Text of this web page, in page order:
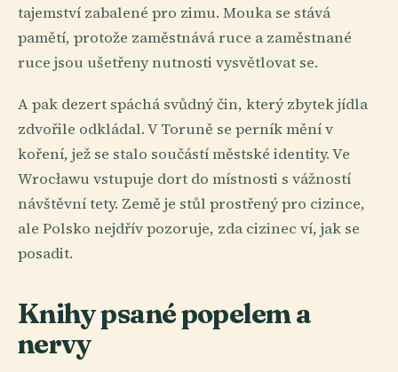
tajemství zabalené pro zimu. Mouka se stává
pamětí, protože zaměstnává ruce a zaměstnané
ruce jsou ušetřeny nutnosti vysvětlovat se.
A pak dezert spáchá svůdný čin, který zbytek jídla
zdvořile odkládal. V Toruně se perník mění v
koření, jež se stalo součástí městské identity. Ve
Wrocławu vstupuje dort do místnosti s vážností
návštěvní tety. Země je stůl prostřený pro cizince,
ale Polsko nejdřív pozoruje, zda cizinec ví, jak se
posadit.
Knihy psané popelem a
nervy